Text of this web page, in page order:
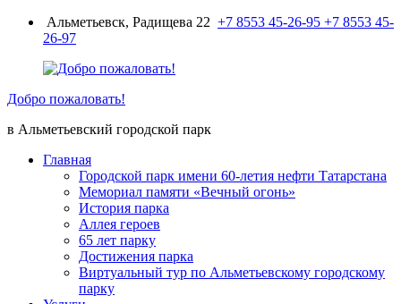
ПерейтиАльметьевск, Радищева 22 +7 8553 45-26-95 +7 8553 45-
26-97
Добро пожаловать!
в Альметьевский городской парк
Главная
Городской парк имени 60-летия нефти Татарстана
Мемориал памяти «Вечный огонь»
История парка
Аллея героев
65 лет парку
Достижения парка
Виртуальный тур по Альметьевскому городскому
парку